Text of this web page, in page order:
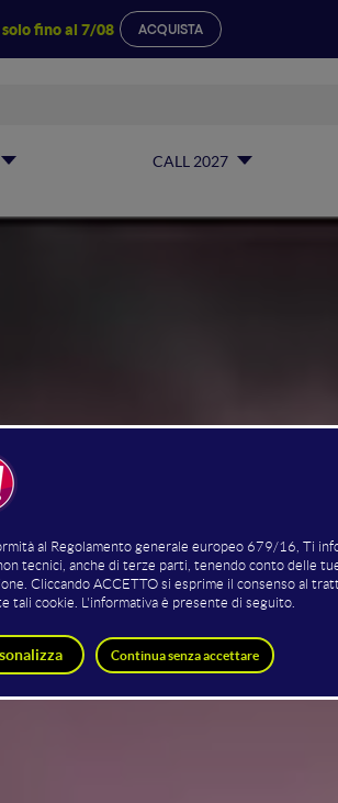
solo fino al 7/08 ACQUISTA
CALL 2027